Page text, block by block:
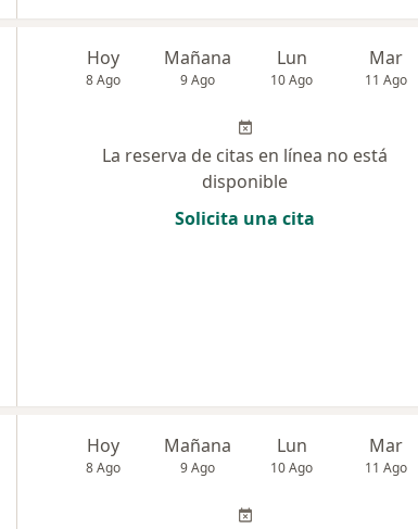
Hoy
8 Ago
Mañana
9 Ago
Lun
10 Ago
Mar
11 Ago
La reserva de citas en línea no está
disponible
Solicita una cita
Hoy
8 Ago
Mañana
9 Ago
Lun
10 Ago
Mar
11 Ago